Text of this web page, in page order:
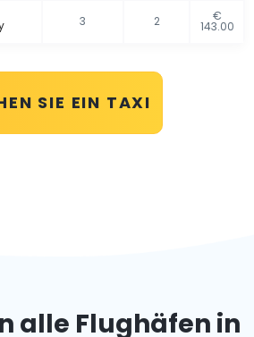
3 2 €
143.00
SIE EIN TAXI
alle Flughäfen in